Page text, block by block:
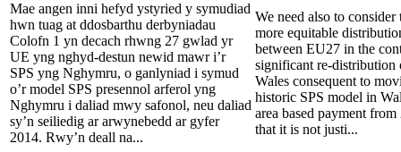
Mae angen inni hefyd ystyried y symudiad
hwn tuag at ddosbarthu derbyniadau
Colofn 1 yn decach rhwng 27 gwlad yr
UE yng nghyd-destun newid mawr i’r
SPS yng Nghymru, o ganlyniad i symud
o’r model SPS presennol arferol yng
Nghymru i daliad mwy safonol, neu daliad
sy’n seiliedig ar arwynebedd ar gyfer
2014. Rwy’n deall na...
We need also to
more equitable
between EU27 in the
significant re-distribution
Wales consequent to
historic SPS model in
area based payment
that it is not justi...